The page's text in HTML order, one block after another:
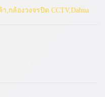
า,กล้องวงจรปิด CCTV,Dahua